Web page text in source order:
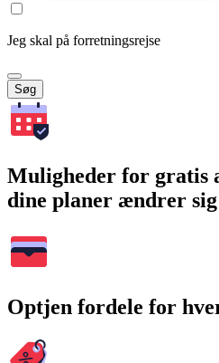
Jeg skal på forretningsrejse
Søg
Muligheder for gratis
dine planer ændrer sig
Optjen fordele for